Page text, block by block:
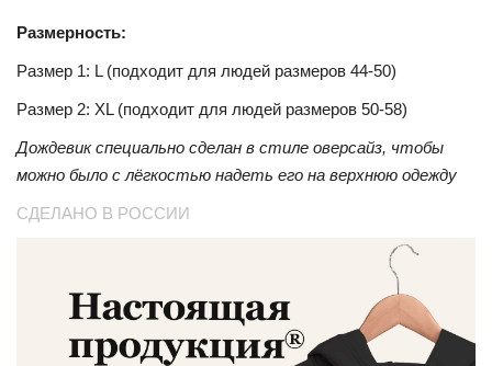
Размерность:
Размер 1: L (подходит для людей размеров 44-50)
Размер 2: XL (подходит для людей размеров 50-58)
Дождевик специально сделан в стиле оверсайз, чтобы
можно было с лёгкостью надеть его на верхнюю одежду
СДЕЛАНО В РОССИИ